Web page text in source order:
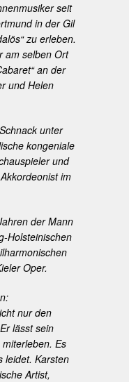
seit
in der Gil
zu erleben.
am selben Ort
an der
und Helen
unter
kongeniale
und
im
der Mann
Holsteinischen
Oper.
nur den
lässt sein
Es
leidet. Karsten
Artist,